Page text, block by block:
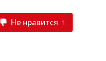
Не нравится 1